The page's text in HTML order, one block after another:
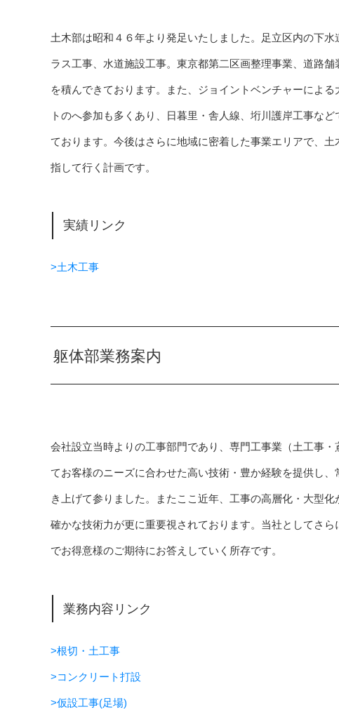
土木部は昭和４６年より発足いたしました。足立区内の下水
ラス工事、水道施設工事。東京都第二区画整理事業、道路舗
を積んできております。また、ジョイントベンチャーによる
トのへ参加も多くあり、日暮里・舎人線、垳川護岸工事など
ております。今後はさらに地域に密着した事業エリアで、土
指して行く計画です。
実績リンク
>土木工事
躯体部業務案内
会社設立当時よりの工事部門であり、専門工事業（土工事
てお客様のニーズに合わせた高い技術・豊か経験を提供し
き上げて参りました。またここ近年、工事の高層化・大型
確かな技術力が更に重要視されております。当社としてさ
でお得意様のご期待にお答えしていく所存です。
業務内容リンク
>根切・土工事
>コンクリート打設
>仮設工事(足場)